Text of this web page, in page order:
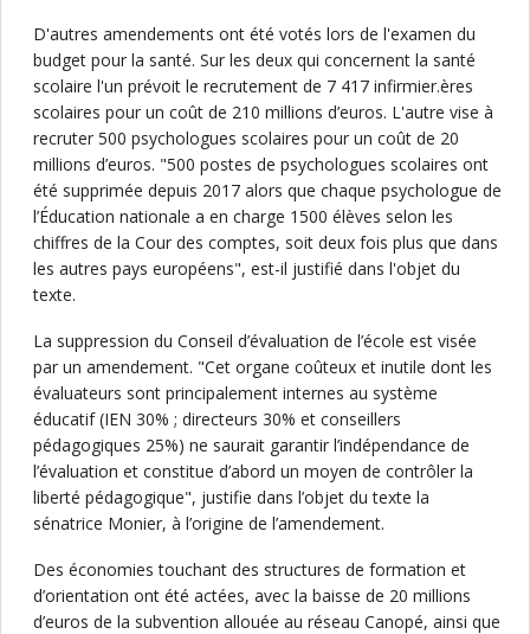
D'autres amendements ont été votés lors de l'examen du
budget pour la santé. Sur les deux qui concernent la santé
scolaire l'un prévoit le recrutement de 7 417 infirmier.ères
scolaires pour un coût de 210 millions d’euros. L'autre vise à
recruter 500 psychologues scolaires pour un coût de 20
millions d’euros. "500 postes de psychologues scolaires ont
été supprimée depuis 2017 alors que chaque psychologue de
l’Éducation nationale a en charge 1500 élèves selon les
chiffres de la Cour des comptes, soit deux fois plus que dans
les autres pays européens", est-il justifié dans l'objet du
texte.
La suppression du Conseil d’évaluation de l’école est visée
par un amendement. "Cet organe coûteux et inutile dont les
évaluateurs sont principalement internes au système
éducatif (IEN 30% ; directeurs 30% et conseillers
pédagogiques 25%) ne saurait garantir l’indépendance de
l’évaluation et constitue d’abord un moyen de contrôler la
liberté pédagogique", justifie dans l’objet du texte la
sénatrice Monier, à l’origine de l’amendement.
Des économies touchant des structures de formation et
d’orientation ont été actées, avec la baisse de 20 millions
d’euros de la subvention allouée au réseau Canopé, ainsi que